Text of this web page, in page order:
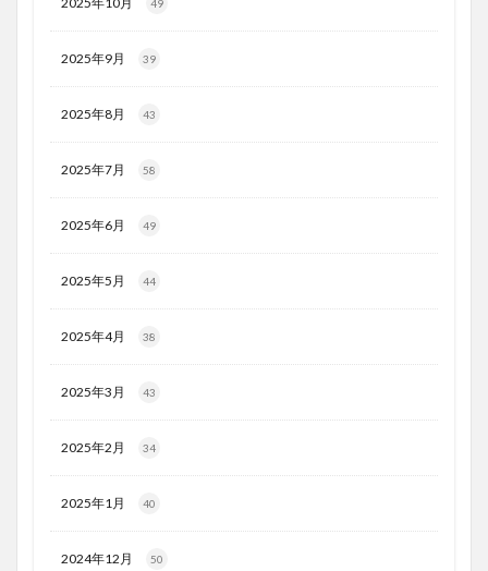
49
2025年9月 39
2025年8月 43
2025年7月 58
2025年6月 49
2025年5月 44
2025年4月 38
2025年3月 43
2025年2月 34
2025年1月 40
2024年12月 50